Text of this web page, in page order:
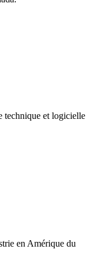
technique et logicielle
en Amérique du